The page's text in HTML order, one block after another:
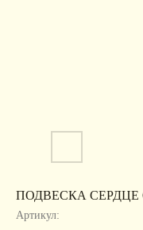
ПОДВЕСКА СЕРДЦЕ
Артикул: